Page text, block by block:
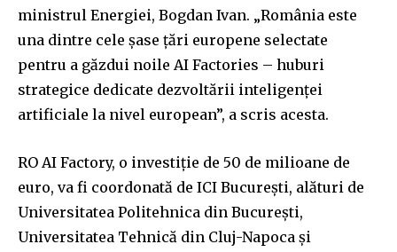
ministrul Energiei, Bogdan Ivan. „România este
una dintre cele şase ţări europene selectate
pentru a găzdui noile AI Factories – huburi
strategice dedicate dezvoltării inteligenţei
artificiale la nivel european”, a scris acesta.
RO AI Factory, o investiție de 50 de milioane de
euro, va fi coordonată de ICI București, alături de
Universitatea Politehnica din București,
Universitatea Tehnică din Cluj-Napoca și